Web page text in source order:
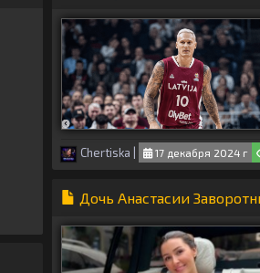
Chertiska 17 декабря 2024 г
Дочь Анастасии